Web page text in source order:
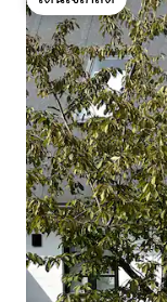
โดนใจเกสต์